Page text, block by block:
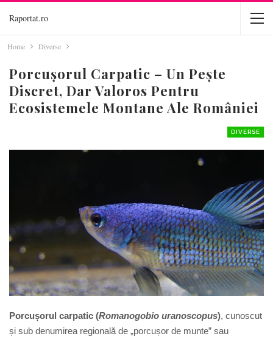
Raportat.ro
Home Diverse
Porcușorul Carpatic – Un Pește
Discret, Dar Valoros Pentru
Ecosistemele Montane Ale României
DIVERSE
Porcușorul carpatic (Romanogobio uranoscopus), cunoscut
și sub denumirea regională de „porcușor de munte” sau